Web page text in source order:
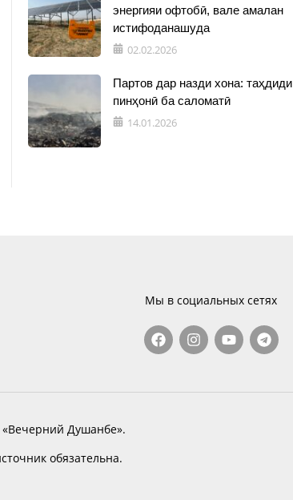
энергияи офтобӣ, вале амалан
истифоданашуда
02.02.2026
Партов дар назди хона: таҳдиди
пинҳонӣ ба саломатӣ
14.01.2026
Мы в социальных сетях
Душанбе».
обязательна.